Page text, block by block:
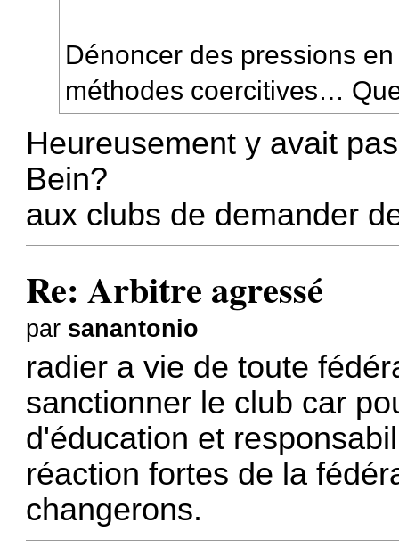
Dénoncer des pressions
méthodes coercitives…
Heureusement y avait
Bein?
aux clubs de demander
Re: Arbitre agressé
par sanantonio
radier a vie de toute
sanctionner le club car
d'éducation et
réaction fortes de la
changerons.